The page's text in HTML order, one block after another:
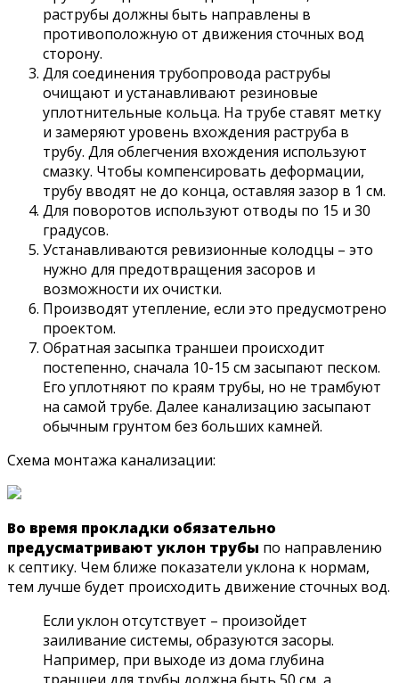
раструбы должны быть направлены в
противоположную от движения сточных вод
сторону.
Для соединения трубопровода раструбы
очищают и устанавливают резиновые
уплотнительные кольца. На трубе ставят метку
и замеряют уровень вхождения раструба в
трубу. Для облегчения вхождения используют
смазку. Чтобы компенсировать деформации,
трубу вводят не до конца, оставляя зазор в 1 см.
Для поворотов используют отводы по 15 и 30
градусов.
Устанавливаются ревизионные колодцы – это
нужно для предотвращения засоров и
возможности их очистки.
Производят утепление, если это предусмотрено
проектом.
Обратная засыпка траншеи происходит
постепенно, сначала 10-15 см засыпают песком.
Его уплотняют по краям трубы, но не трамбуют
на самой трубе. Далее канализацию засыпают
обычным грунтом без больших камней.
Схема монтажа канализации:
Во время прокладки обязательно
предусматривают уклон трубы по направлению
к септику. Чем ближе показатели уклона к нормам,
тем лучше будет происходить движение сточных вод.
Если уклон отсутствует – произойдет
заиливание системы, образуются засоры.
Например, при выходе из дома глубина